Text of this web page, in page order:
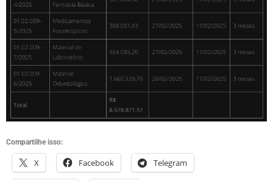
Compartilhe isso:
X Facebook Telegram